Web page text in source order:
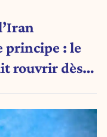
principe : le
rouvrir dès